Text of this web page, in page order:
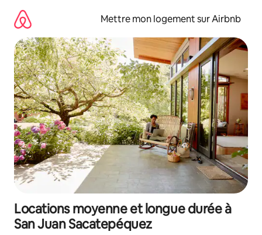
directement
contenu
Mettre mon logement sur Airbnb
Locations moyenne et longue durée à
San Juan Sacatepéquez